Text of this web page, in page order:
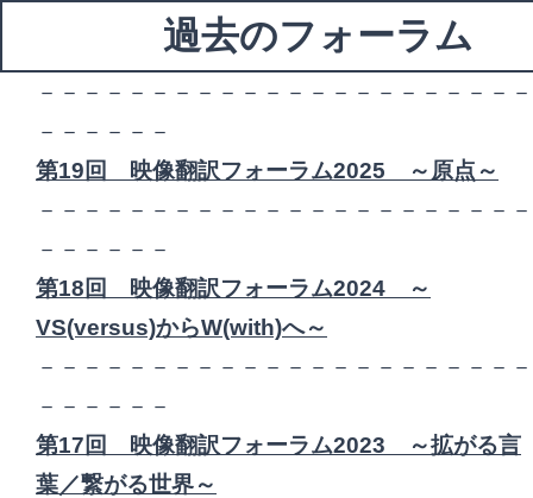
過去のフォーラム
－－－－－－－－－－－－－－－－－－－－－－
－－－－－－
第19回 映像翻訳フォーラム2025 ～原点～
－－－－－－－－－－－－－－－－－－－－－－
－－－－－－
第18回 映像翻訳フォーラム2024 ～
VS(versus)からW(with)へ～
－－－－－－－－－－－－－－－－－－－－－－
－－－－－－
第17回 映像翻訳フォーラム2023 ～拡がる言
葉／繋がる世界～